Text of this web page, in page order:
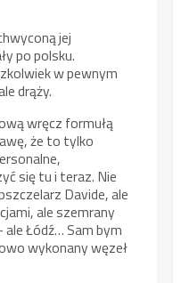
jej
po polsku.
w pewnym
drąży.
wręcz formułą
że to tylko
się tu i teraz. Nie
Davide, ale
ale szemrany
ale Łódź… Sam bym
wykonany węzeł